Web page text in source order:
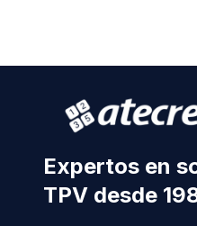
Expertos en
TPV desde